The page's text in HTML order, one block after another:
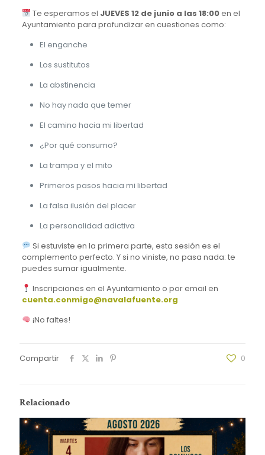
Te esperamos el JUEVES 12 de junio a las 18:00en el
Ayuntamiento para profundizar en cuestiones como:
El enganche
Los sustitutos
La abstinencia
No hay nada que temer
El camino hacia mi libertad
¿Por qué consumo?
La trampa y el mito
Primeros pasos hacia mi libertad
La falsa ilusión del placer
La personalidad adictiva
Si estuviste en la primera parte, esta sesión es el
complemento perfecto. Y si no viniste, no pasa nada: te
puedes sumar igualmente.
Inscripciones en el Ayuntamiento o por email en
cuenta.conmigo@navalafuente.org
¡No faltes!
Compartir 0
Relacionado